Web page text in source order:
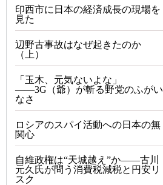
印西市に日本の経済成長の現場を
見た
辺野古事故はなぜ起きたのか
（上）
「玉木、元気ないよな」
――3G（爺）が斬る野党のふがい
なさ
ロシアのスパイ活動への日本の無
関心
自維政権は“天城越え”か――古川
元久氏が問う消費税減税と円安リ
スク